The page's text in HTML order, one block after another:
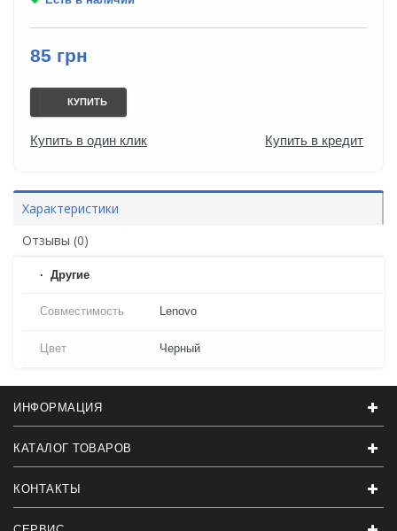
85 грн
КУПИТЬ
Купить в один клик Купить в кредит
Характеристики
Отзывы (0)
Другие
Совместимость Lenovo
Цвет Черный
ИНФОРМАЦИЯ
КАТАЛОГ ТОВАРОВ
КОНТАКТЫ